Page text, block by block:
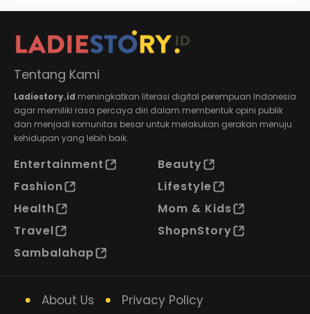
Tentang Kami
Ladiestory.id meningkatkan literasi digital perempuan Indonesia
agar memiliki rasa percaya diri dalam membentuk opini publik
dan menjadi komunitas besar untuk melakukan gerakan menuju
kehidupan yang lebih baik.
Entertainment
Beauty
Fashion
Lifestyle
Health
Mom & Kids
Travel
ShopnStory
Sambalahap
About Us Privacy Policy